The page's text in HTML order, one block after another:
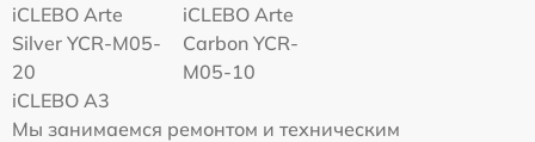
iCLEBO Arte
Silver YCR-M05-
20
iCLEBO Arte
Carbon YCR-
M05-10
iCLEBO A3
Мы занимаемся ремонтом и техническим